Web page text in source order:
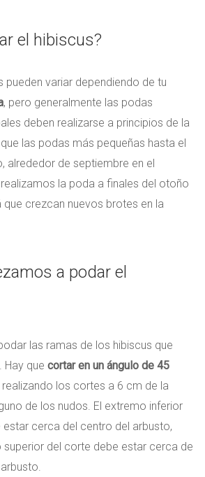
el hibiscus?
variar dependiendo de tu
, pero generalmente las podas
deben realizarse a principios de la
las podas más pequeñas hasta el
alrededor de septiembre en el
la poda a finales del otoño
que crezcan nuevos brotes en la
a podar el
las ramas de los hibiscus que
Hay que cortar en un ángulo de 45
realizando los cortes a 6 cm de la
de los nudos. El extremo inferior
cerca del centro del arbusto,
superior del corte debe estar cerca de